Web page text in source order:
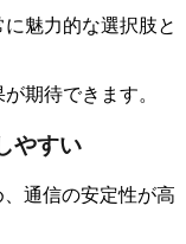
魅力的な選択肢と
期待できます。
やすい
通信の安定性が高